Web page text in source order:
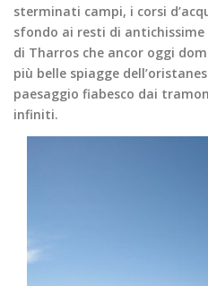
sterminati campi, i corsi
sfondo ai resti di
di Tharros che ancor oggi
più belle spiagge
paesaggio fiabesco dai
infiniti.